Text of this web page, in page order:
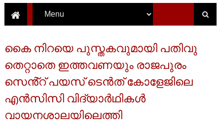
കൈ നിറയെ പുസ്തകവുമായി പതിവു
തെറ്റാതെ ഇത്തവണയും രാജപുരം
സെൻ്റ് പയസ് ടെൻത് കോളേജിലെ
എൻസിസി വിദ്യാർഥികൾ
വായനശാലയിലെത്തി